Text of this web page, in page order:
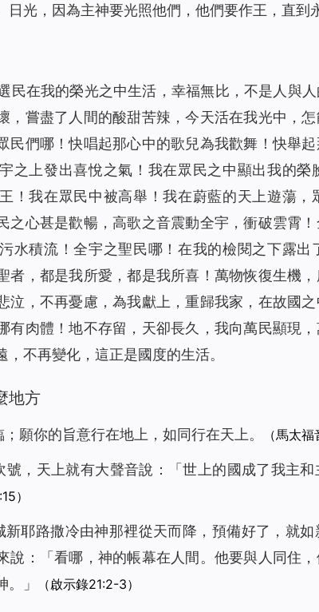
日光，因為主神要光照他們，他們要作王，直到
民在我的榮光之中生活，幸福無比，不是人與
，嘗盡了人間的酸甜苦辣，今天活在我光中，
民們哪！快唱起那心中的歌兒為我歡舞！快舉
之上發出喜悅之氣！我在眾民之中顯出我的
！我在眾民中被高舉！我在蔚藍的天上遊蕩
之心甚是歡暢，高歌之音震動全宇，衝破雲霄
水積流！全宇之聖民哪！在我的檢閱之下露出
者，都是我所愛，都是我所喜！萬物恢復生機
泣，不再憂慮，為我獻上，重歸我家，在故國
有肉體！地不存留，天卻長久，我向萬民顯現
不再變化，這正是國度的生活。
地方
願你的旨意行在地上，如同行在天上。 （馬太福
號，天上就有大聲音說：「世上的國成了我主
）
新耶路撒冷由神那裡從天而降，預備好了，就
說：「看哪，神的帳幕在人間。他要與人同住
」
（啟示錄21:2-3）